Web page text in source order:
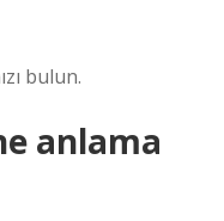
bulun.
anlama